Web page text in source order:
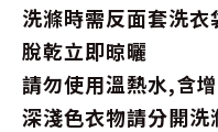
洗滌時需反面套洗
脫乾立即晾曬
請勿使用溫熱水,含
深淺色衣物請分開